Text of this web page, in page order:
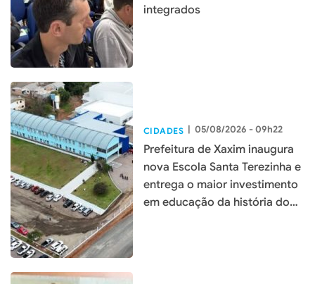
integrados
CIDADES | 05/08/2026 - 09h22
Prefeitura de Xaxim inaugura
nova Escola Santa Terezinha e
entrega o maior investimento
em educação da história do